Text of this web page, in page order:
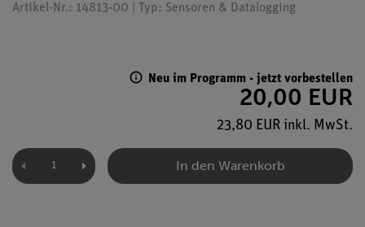
Artikel-Nr.: 14813-00 | Typ: Sensoren & Datalogging
Neu im Programm - jetzt vorbestellen
20,00 EUR
23,80 EUR inkl. MwSt.
In den Warenkorb